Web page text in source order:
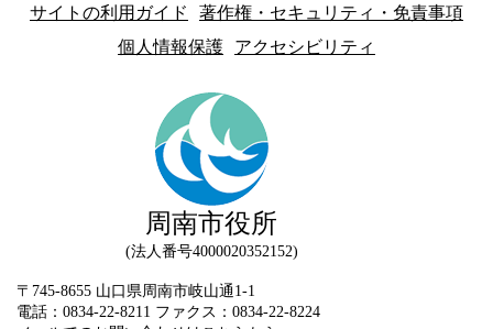
サイトの利用ガイド
著作権・セキュリティ・免責事項
個人情報保護
アクセシビリティ
周南市役所
法人番号4000020352152
〒745-8655 山口県周南市岐山通1-1
電話：0834-22-8211 ファクス：0834-22-8224